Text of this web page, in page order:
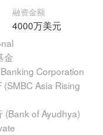
融资金额
4000万美元
金
Corporation
Asia Rising
(Bank of Ayudhya)